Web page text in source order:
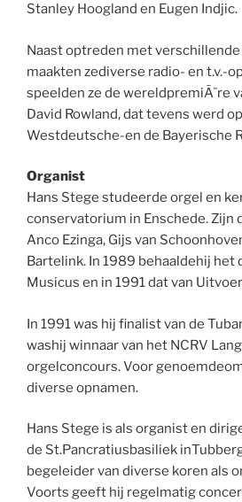
Stanley Hoogland en Eugen Indjic.
Naast optreden met
maakten zediverse radio- en t.v.-
speelden ze de wereldpremiÃ¨re
David Rowland, dat tevens werd
Westdeutsche-en de Bayerische
Organist
Hans Stege studeerde orgel en
conservatorium in Enschede. Zijn
Anco Ezinga, Gijs van
Bartelink. In 1989 behaaldehij het
Musicus en in 1991 dat van
In 1991 was hij finalist van de
washij winnaar van het NCRV
orgelconcours. Voor
diverse opnamen.
Hans Stege is als organist en
de St.Pancratiusbasiliek
begeleider van diverse koren als
Voorts geeft hij regelmatig